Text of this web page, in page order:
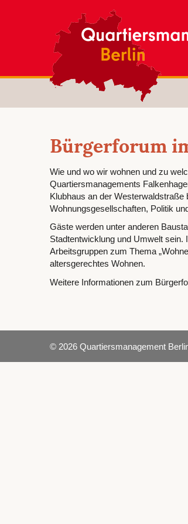
Bürgerforum
Wie und wo wir wohnen und zu
Quartiersmanagements
Klubhaus an der Westerwaldstraße
Wohnungsgesellschaften, Politik
Gäste werden unter anderen
Stadtentwicklung und Umwelt
Arbeitsgruppen zum Thema
altersgerechtes Wohnen.
Weitere Informationen zum
© 2026 Quartiersmanagement